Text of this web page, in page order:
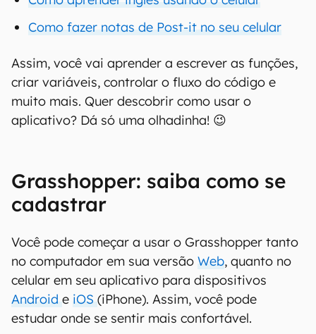
Como fazer notas de Post-it no seu celular
Assim, você vai aprender a escrever as funções,
criar variáveis, controlar o fluxo do código e
muito mais. Quer descobrir como usar o
aplicativo? Dá só uma olhadinha! 😉
Grasshopper: saiba como se
cadastrar
Você pode começar a usar o Grasshopper tanto
no computador em sua versão Web, quanto no
celular em seu aplicativo para dispositivos
Android e iOS (iPhone). Assim, você pode
estudar onde se sentir mais confortável.